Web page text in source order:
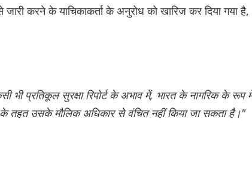
जारी करने के याचिकाकर्ता के अनुरोध को खारिज कर दिया गया है,
भी प्रतिकूल सुरक्षा रिपोर्ट के अभाव में, भारत के नागरिक के रूप
तहत उसके मौलिक अधिकार से वंचित नहीं किया जा सकता है।"